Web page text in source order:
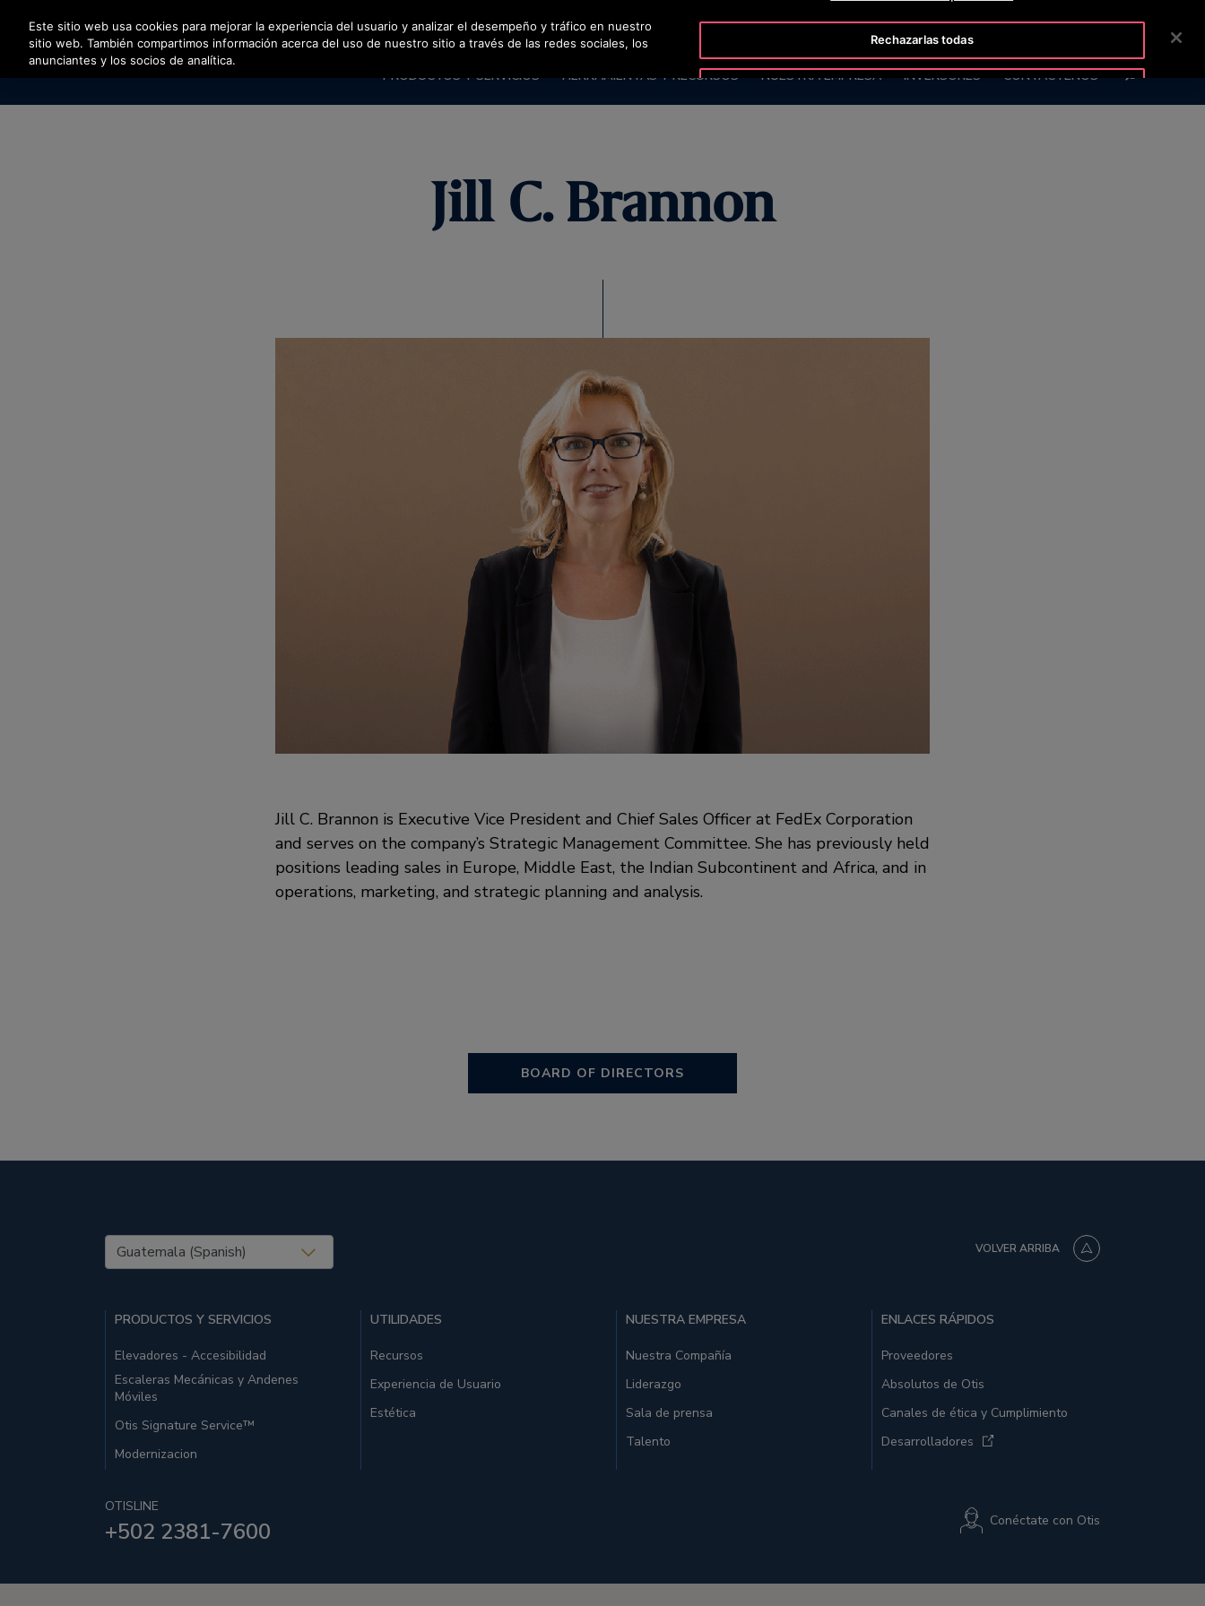
Pulse Intro para saltar al contenido principal
OTISLINE +50223817600 SALA DE PRENSA
PRODUCTOS Y SERVICIOS HERRAMIENTAS Y RECURSOS NUESTRA EMPRESA INVERSORES CONTÁCTENOS BUSCAR
Jill C. Brannon
Jill C. Brannon is Executive Vice President and Chief Sales Officer at FedEx Corporation
and serves on the company’s Strategic Management Committee. She has previously held
positions leading sales in Europe, Middle East, the Indian Subcontinent and Africa, and in
operations, marketing, and strategic planning and analysis.
BOARD OF DIRECTORS
United States (EN) VOLVER ARRIBA
PRODUCTOS Y SERVICIOS
Elevadores - Accesibilidad
Escaleras Mecánicas y Andenes
Móviles
Otis Signature Service™
Modernizacion
UTILIDADES
Recursos
Experiencia de Usuario
Estética
NUESTRA EMPRESA
Nuestra Compañía
Liderazgo
Sala de prensa
Talento
ENLACES RÁPIDOS
Proveedores
Absolutos de Otis
Canales de ética y Cumplimiento
Desarrolladores
OTISLINE
+502 2381-7600 Conéctate con Otis
Este sitio web usa cookies para mejorar la experiencia del usuario y analizar el desempeño y tráfico en nuestro
sitio web. También compartimos información acerca del uso de nuestro sitio a través de las redes sociales, los
anunciantes y los socios de analítica.
Rechazarlas todas